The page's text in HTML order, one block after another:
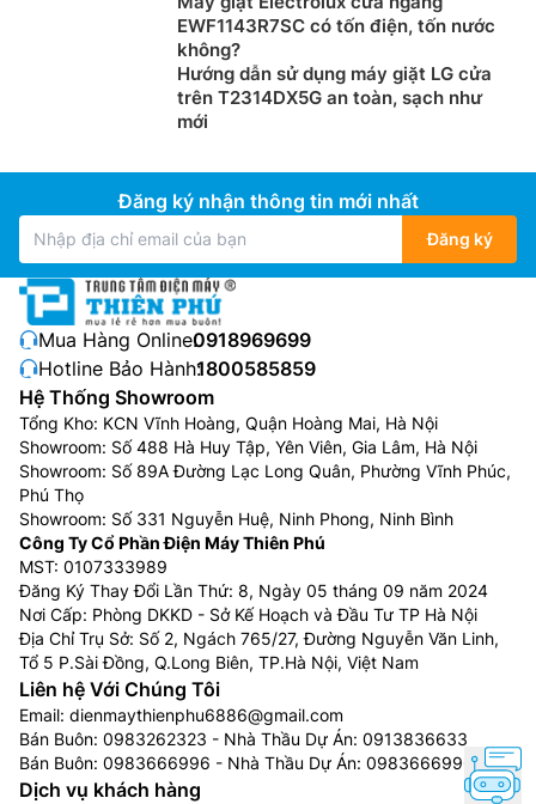
EWF1143R7SC có tốn điện, tốn nước
không?
Hướng dẫn sử dụng máy giặt LG cửa
trên T2314DX5G an toàn, sạch như
mới
Đăng ký nhận thông tin mới nhất
Đăng ký
Mua Hàng Online:0918969699
Hotline Bảo Hành:1800585859
Hệ Thống Showroom
Tổng Kho: KCN Vĩnh Hoàng, Quận Hoàng Mai, Hà Nội
Showroom: Số 488 Hà Huy Tập, Yên Viên, Gia Lâm, Hà Nội
Showroom: Số 89A Đường Lạc Long Quân, Phường Vĩnh Phúc,
Phú Thọ
Showroom: Số 331 Nguyễn Huệ, Ninh Phong, Ninh Bình
Công Ty Cổ Phần Điện Máy Thiên Phú
MST: 0107333989
Đăng Ký Thay Đổi Lần Thứ: 8, Ngày 05 tháng 09 năm 2024
Nơi Cấp: Phòng DKKD - Sở Kế Hoạch và Đầu Tư TP Hà Nội
Địa Chỉ Trụ Sở: Số 2, Ngách 765/27, Đường Nguyễn Văn Linh,
Tổ 5 P.Sài Đồng, Q.Long Biên, TP.Hà Nội, Việt Nam
Liên hệ Với Chúng Tôi
Email: dienmaythienphu6886@gmail.com
Bán Buôn: 0983262323 - Nhà Thầu Dự Án: 0913836633
Bán Buôn: 0983666996 - Nhà Thầu Dự Án: 0983666996
Dịch vụ khách hàng